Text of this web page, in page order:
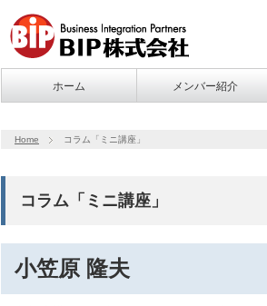
ホーム メンバー紹介
Home コラム「ミニ講座」
コラム「ミニ講座」
小笠原 隆夫